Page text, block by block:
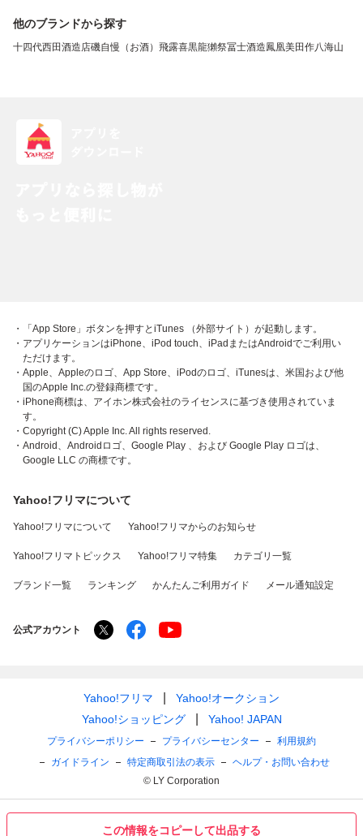
この情報をコピーして出品する
他のブランドから探す
十四代西田酒造店磯自慢（お酒） 飛露喜黒龍獺祭冨士酒造鳳凰美田作八海山
・「App Store」ボタンを押すとiTunes （外部サイト）が起動します。
・アプリケーションはiPhone、iPod touch、iPadまたはAndroidでご利用い
ただけます。
・Apple、Appleのロゴ、App Store、iPodのロゴ、iTunesは、米国および他
国のApple Inc.の登録商標です。
・iPhone商標は、アイホン株式会社のライセンスに基づき使用されていま
す。
・Copyright (C) Apple Inc. All rights reserved.
・Android、Androidロゴ、Google Play 、および Google Play ロゴは、
Google LLC の商標です。
Yahoo!フリマについて
Yahoo!フリマについて Yahoo!フリマからのお知らせ
Yahoo!フリマトピックス Yahoo!フリマ特集 カテゴリ一覧
ブランド一覧 ランキング かんたんご利用ガイド メール通知設定
公式アカウント
Yahoo!フリマ
Yahoo!オークション
Yahoo!ショッピング
Yahoo! JAPAN
プライバシーポリシー プライバシーセンター
利用規約
ガイドライン
特定商取引法の表示
ヘルプ・お問い合わせ
© LY Corporation